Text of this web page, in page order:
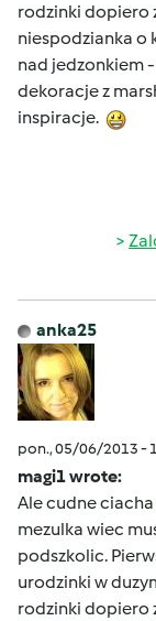
rodzinki dopiero
niespodzianka o
nad jedzonkiem
dekoracje z
inspiracje.
anka25
pon., 05/06/2013 -
magi1 wrote:
Ale cudne ciacha
mezulka wiec
podszkolic.
urodzinki w
rodzinki dopiero